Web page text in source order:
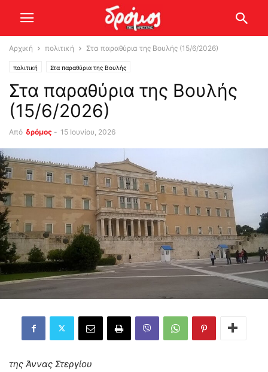
Αρχική πολιτική Στα παραθύρια της Βουλής (15/6/2026)
πολιτική Στα παραθύρια της Βουλής
Στα παραθύρια της Βουλής
(15/6/2026)
Από δρόμος - 15 Ιουνίου, 2026
της Άννας Στεργίου